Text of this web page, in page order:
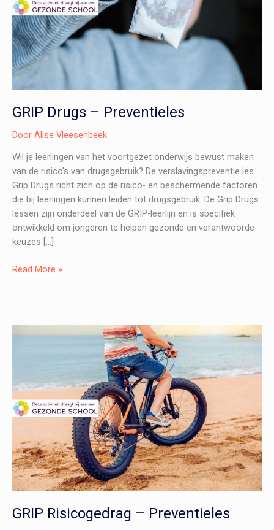
GRIP Drugs – Preventieles
Door Alise Vleesenbeek
Wil je leerlingen van het voortgezet onderwijs bewust maken
van de risico’s van drugsgebruik? De verslavingspreventie les
Grip Drugs richt zich op de risico- en beschermende factoren
die bij leerlingen kunnen leiden tot drugsgebruik. De Grip Drugs
lessen zijn onderdeel van de GRIP-leerlijn en is specifiek
ontwikkeld om jongeren te helpen gezonde en verantwoorde
keuzes […]
GRIP
Read More »
GRIP Risicogedrag – Preventieles